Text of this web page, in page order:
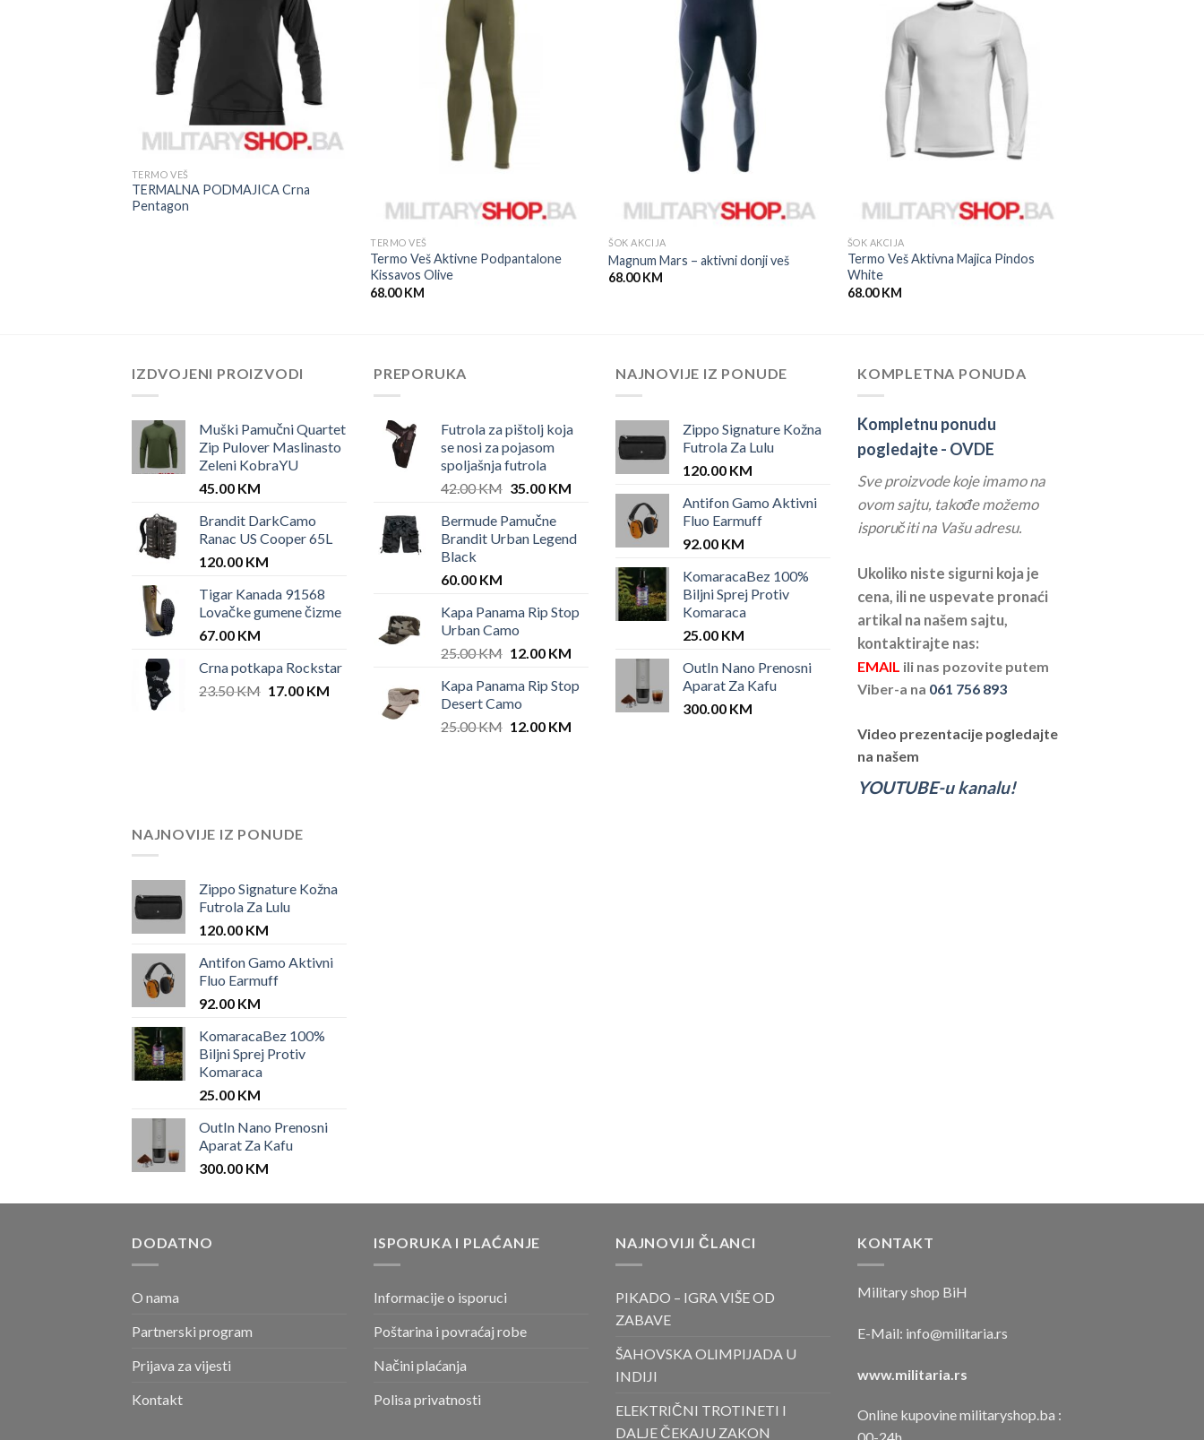
TERMO VEŠ
TERMALNA PODMAJICA Crna
Pentagon
TERMO VEŠ
Termo Veš Aktivne Podpantalone
Kissavos Olive
68.00KM
ŠOK AKCIJA
Magnum Mars – aktivni donji veš
68.00KM
ŠOK AKCIJA
Termo Veš Aktivna Majica Pindos
White
68.00KM
IZDVOJENI PROIZVODI
Muški Pamučni Quartet
Zip Pulover Maslinasto
Zeleni KobraYU
45.00 KM
Brandit DarkCamo
Ranac US Cooper 65L
120.00 KM
Tigar Kanada 91568
Lovačke gumene čizme
67.00 KM
Crna potkapa Rockstar
23.50KM Original
17.00 KMCurrent
PREPORUKA
Futrola za pištolj koja
se nosi za pojasom
spoljašnja futrola
42.00KM Original
was:
42.00 KM.
35.00 KMCurrent
35.00 KM.
Bermude Pamučne
Brandit Urban Legend
Black
60.00 KM
Kapa Panama Rip Stop
Urban Camo
25.00KM Original
was:
25.00 KM.
12.00 KMCurrent
is:
12.00 KM.
Kapa Panama Rip Stop
Desert Camo
25.00KM Original
12.00 KMCurrent
NAJNOVIJE IZ PONUDE
Zippo Signature Kožna
Futrola Za Lulu
120.00 KM
Antifon Gamo Aktivni
Fluo Earmuff
92.00 KM
KomaracaBez 100%
Biljni Sprej Protiv
Komaraca
25.00 KM
OutIn Nano Prenosni
Aparat Za Kafu
300.00 KM
KOMPLETNA PONUDA
Kompletnu ponudu
pogledajte - OVDE
Sve proizvode koje imamo na
ovom sajtu, takođe možemo
isporučiti na Vašu adresu.
Ukoliko niste sigurni koja je
cena, ili ne uspevate pronaći
artikal na našem sajtu,
kontaktirajte nas:
EMAIL ili nas pozovite putem
Viber-a na 061 756 893
Video prezentacije pogledajte
na našem
YOUTUBE-u kanalu!
NAJNOVIJE IZ PONUDE
Zippo Signature Kožna
Futrola Za Lulu
120.00 KM
Antifon Gamo Aktivni
Fluo Earmuff
92.00 KM
KomaracaBez 100%
Biljni Sprej Protiv
Komaraca
25.00 KM
OutIn Nano Prenosni
Aparat Za Kafu
300.00 KM
DODATNO
O nama
Partnerski program
Prijava za vijesti
Kontakt
ISPORUKA I PLAĆANJE
Informacije o isporuci
Poštarina i povraćaj robe
Načini plaćanja
Polisa privatnosti
NAJNOVIJI ČLANCI
PIKADO – IGRA VIŠE OD
ZABAVE
ŠAHOVSKA OLIMPIJADA U
INDIJI
ELEKTRIČNI TROTINETI I
DALJE ČEKAJU ZAKON
KONTAKT
Military shop BiH
E-Mail: info@militaria.rs
www.militaria.rs
Online kupovine militaryshop.ba :